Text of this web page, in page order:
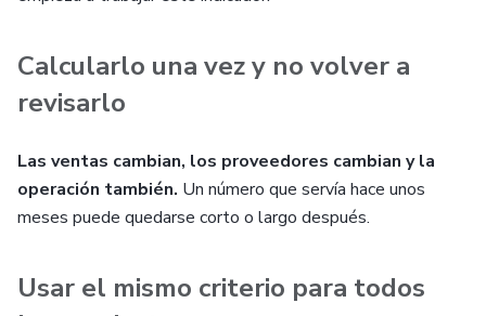
Calcularlo una vez y no volver a
revisarlo
Las ventas cambian, los proveedores cambian y la
operación también. Un número que servía hace unos
meses puede quedarse corto o largo después.
Usar el mismo criterio para todos